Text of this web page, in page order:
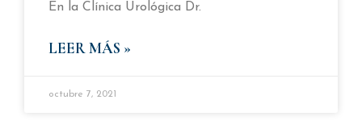
En la Clínica Urológica Dr.
LEER MÁS »
octubre 7, 2021